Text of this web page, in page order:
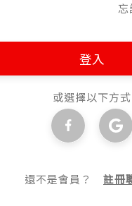
登入
或選擇以下方式
還不是會員？註冊